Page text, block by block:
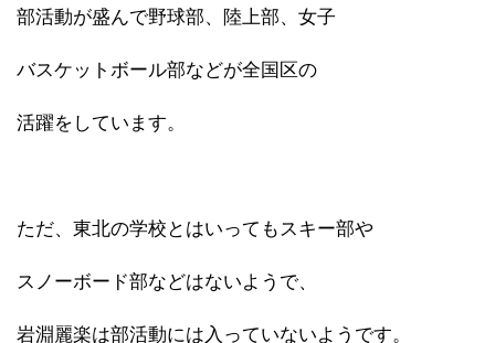
部活動が盛んで野球部、陸上部、女子
バスケットボール部などが全国区の
活躍をしています。
ただ、東北の学校とはいってもスキー部や
スノーボード部などはないようで、
岩淵麗楽は部活動には入っていないようです。